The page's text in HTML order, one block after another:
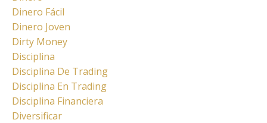
Dinero Fácil
Dinero Joven
Dirty Money
Disciplina
Disciplina De Trading
Disciplina En Trading
Disciplina Financiera
Diversificar